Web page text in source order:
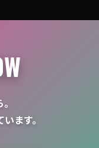
ます。